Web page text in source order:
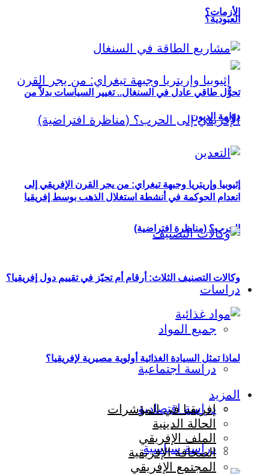
العبودية؟
إثيوبيا وإريتريا وجبهة تيغراي: من يجر القرن الإفريقي إلى
الحرب؟ (مناظرة افتراضية)
دراسات
جميع المواد
دراسة اجتماعية
دراسة اقتصادية
دراسة سياسية
الأزمات؟
تحوُّل طاقي عادل في السنغال.. تغيير السياسات بدلاً من
دوّامة الديون
انعدام الحوكمة في أنشطة استغلال الذهب بوسط إفريقيا
وكالات التصنيف الثلاث: أرقام أم تحيّز في تقييم دول إفريقيا؟
لماذا تمثل السيادة الغذائية أولوية مصيرية لإفريقيا؟
المزيد
إفريقيا في المؤشرات
الحالة الدينية
الملف الإفريقي
الصحافة الإفريقية
المجتمع الإفريقي